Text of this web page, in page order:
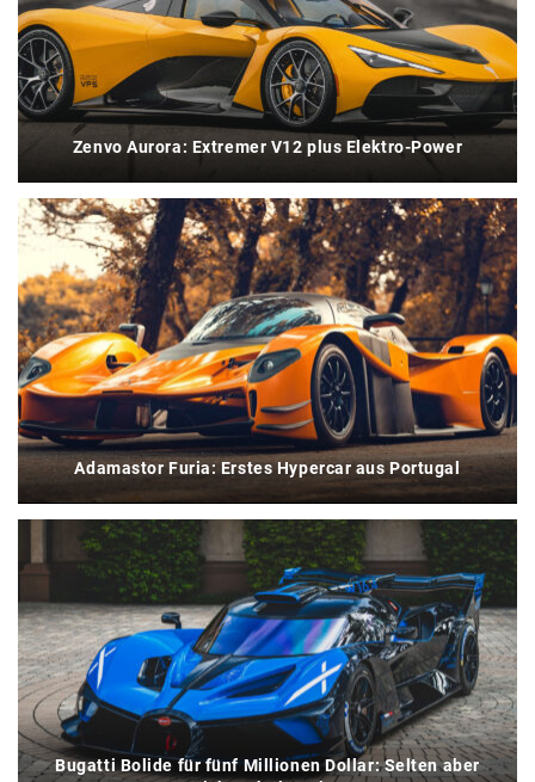
Zenvo Aurora: Extremer V12 plus Elektro-Power
Adamastor Furia: Erstes Hypercar aus Portugal
Bugatti Bolide für fünf Millionen Dollar: Selten aber